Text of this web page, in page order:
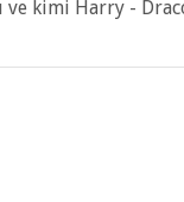
ve kimi Harry -